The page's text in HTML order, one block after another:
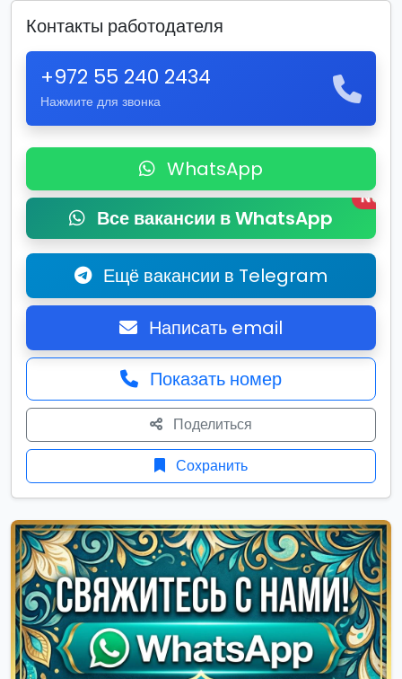
Контакты работодателя
+972 55 240 2434
Нажмите для звонка
WhatsApp
Все вакансии в WhatsApp
New
Ещё вакансии в Telegram
Написать email
Показать номер
Поделиться
Сохранить